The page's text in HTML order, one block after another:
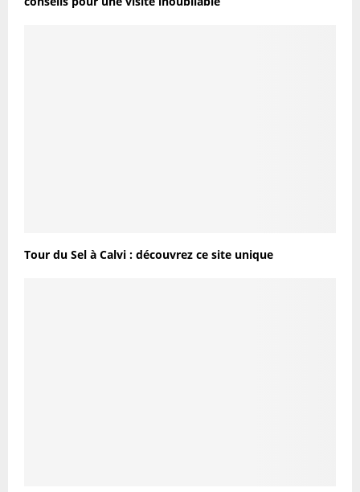
Tour du Sel à Calvi : découvrez ce site unique